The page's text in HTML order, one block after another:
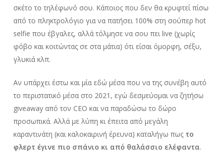
σκέτο το τηλέφωνό σου. Κάποιος που δεν θα κρυφτεί πίσω
από το πληκτρολόγιο για να πατήσει 100% στη σούπερ hot
selfie που έβγαλες, αλλά τόλμησε να σου πει live (χωρίς
φόβο και κοιτώντας σε στα μάτια) ότι είσαι όμορφη, σέξυ,
γλυκιά κλπ.
Αν υπάρχει έστω και μία εδώ μέσα που να της συνέβη αυτό
το περιστατικό μέσα στο 2021, εγώ δεσμεύομαι να ζητήσω
giveaway από τον CEO και να παραδώσω το δώρο
προσωπικά. Αλλά με λύπη κι έπειτα από μεγάλη
καραντινάτη (και καλοκαιρινή έρευνα) καταλήγω πως το
φλερτ έγινε πιο σπάνιο κι από θαλάσσιο ελέφαντα.